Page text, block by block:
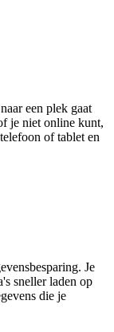
een plek gaat
je niet online kunt,
of tablet en
Je
sneller laden op
die je